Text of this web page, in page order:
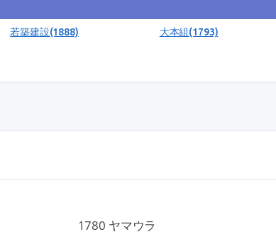
若築建設(1888) 大本組(1793)
1780 ヤマウラ